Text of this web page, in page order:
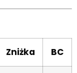
Zniżka BC